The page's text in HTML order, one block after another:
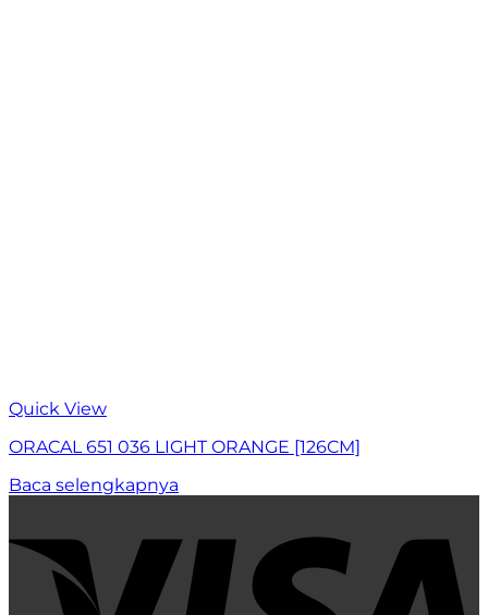
Quick View
ORACAL 651 036 LIGHT ORANGE [126CM]
Baca selengkapnya